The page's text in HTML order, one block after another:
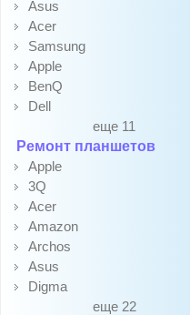
Asus
Acer
Samsung
Apple
BenQ
Dell
еще 11
Ремонт планшетов
Apple
3Q
Acer
Amazon
Archos
Asus
Digma
еще 22